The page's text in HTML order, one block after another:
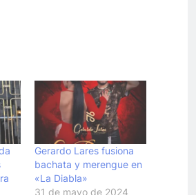
Gerardo Lares fusiona
bachata y merengue en
«La Diabla»
31 de mayo de 2024